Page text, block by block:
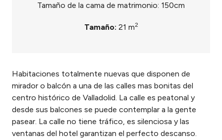
Tamaño de la cama de matrimonio: 150cm
Tamaño: 21 m2
Habitaciones totalmente nuevas que disponen de
mirador o balcón a una de las calles mas bonitas del
centro histórico de Valladolid. La calle es peatonal y
desde sus balcones se puede contemplar a la gente
pasear. La calle no tiene tráfico, es silenciosa y las
ventanas del hotel garantizan el perfecto descanso.